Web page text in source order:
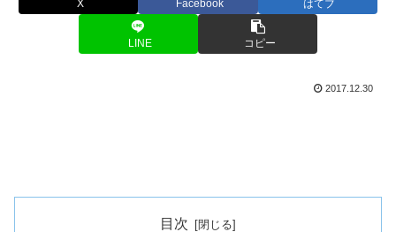
X Facebook はてブ
LINE コピー
2017.12.30
目次